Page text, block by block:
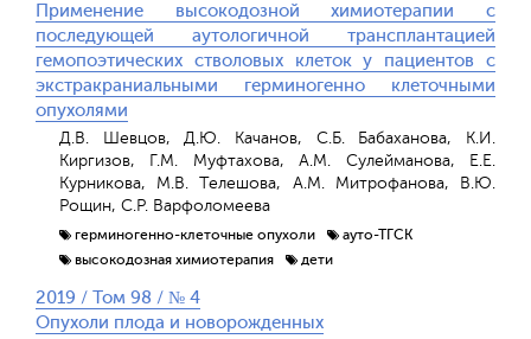
Применение высокодозной химиотерапии с
последующей аутологичной трансплантацией
гемопоэтических стволовых клеток у пациентов с
экстракраниальными герминогенно клеточными
опухолями
Д.В. Шевцов, Д.Ю. Качанов, С.Б. Бабаханова, К.И.
Киргизов, Г.М. Муфтахова, А.М. Сулейманова, Е.Е.
Курникова, М.В. Телешова, А.М. Митрофанова, В.Ю.
Рощин, С.Р. Варфоломеева
герминогенно-клеточные опухоли
ауто-ТГСК
высокодозная химиотерапия
дети
2019 / Том 98 / № 4
Опухоли плода и новорожденных